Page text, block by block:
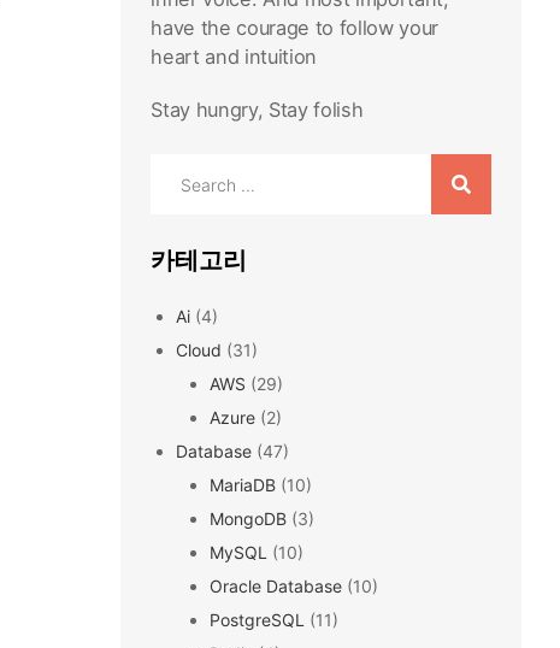
have the courage to follow your
heart and intuition
Stay hungry, Stay folish
카테고리
Ai (4)
Cloud (31)
AWS (29)
Azure (2)
Database (47)
MariaDB (10)
MongoDB (3)
MySQL (10)
Oracle Database (10)
PostgreSQL (11)